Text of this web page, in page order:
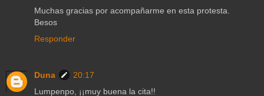
Muchas gracias por acompañarme en esta protesta.
Besos
Responder
Duna
20:17
Lumpenpo, ¡¡muy buena la cita!!